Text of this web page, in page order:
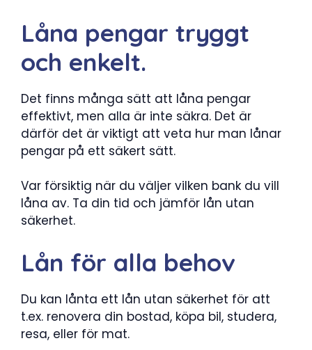
Låna pengar tryggt
och enkelt.
Det finns många sätt att låna pengar
effektivt, men alla är inte säkra. Det är
därför det är viktigt att veta hur man lånar
pengar på ett säkert sätt.
Var försiktig när du väljer vilken bank du vill
låna av. Ta din tid och jämför lån utan
säkerhet.
Lån för alla behov
Du kan lånta ett lån utan säkerhet för att
t.ex. renovera din bostad, köpa bil, studera,
resa, eller för mat.